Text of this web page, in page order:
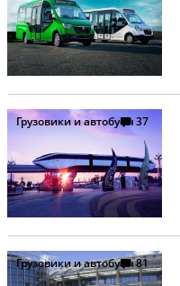
Грузовики и автобусы37
Грузовики и автобусы81